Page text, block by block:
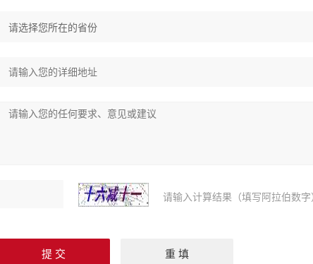
请输入计算结果（填写阿拉伯数